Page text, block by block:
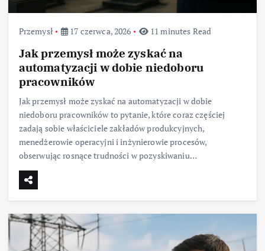
Przemysł 17 czerwca, 2026 11 minutes Read
Jak przemysł może zyskać na
automatyzacji w dobie niedoboru
pracowników
Jak przemysł może zyskać na automatyzacji w dobie
niedoboru pracowników to pytanie, które coraz częściej
zadają sobie właściciele zakładów produkcyjnych,
menedżerowie operacyjni i inżynierowie procesów,
obserwując rosnące trudności w pozyskiwaniu…